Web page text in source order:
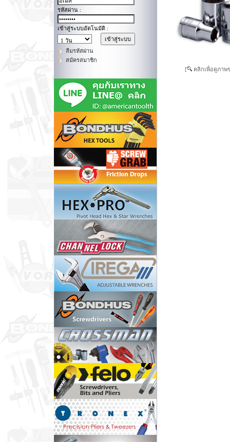
รหัสผ่าน :
เข้าสู่ระบบอัตโนมัติ :
ลืมรหัสผ่าน
สมัครสมาชิก
[ คลิกเพื่อดูภาพ